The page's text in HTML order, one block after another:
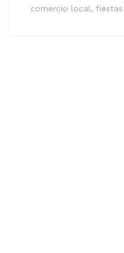
comercio local, fiestas